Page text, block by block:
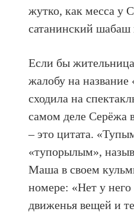
жутко, как месса у
сатанинский шабаш
Если бы
жалобу на
сходила на
самом деле Серёжа
– это цитата.
«тупорылым»,
Маша в своем
номере: «Нет у
движенья вещей и